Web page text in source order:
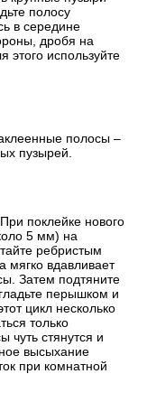
полосу
в середине
дробя на
этого используйте
полосы –
пузырей.
поклейке нового
5 мм) на
ребристым
мягко вдавливает
Затем подтяните
перышком и
цикл несколько
только
стянутся и
высыхание
при комнатной